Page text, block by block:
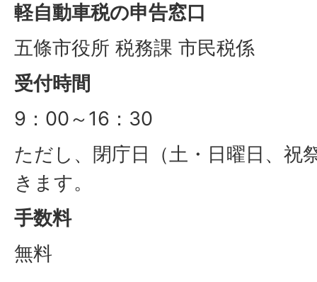
軽自動車税の申告窓口
五條市役所 税務課 市民税係
受付時間
9：00～16：30
ただし、閉庁日（土・日曜日、祝
きます。
手数料
無料